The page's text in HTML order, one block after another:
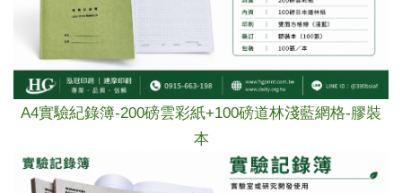
A4實驗紀錄簿-200磅雲彩紙+100磅道林淺藍網格-膠裝
本